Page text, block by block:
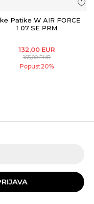
Patike W AIR FORCE
1 07 SE PRM
132,00 EUR
165,00EUR
Popust20%